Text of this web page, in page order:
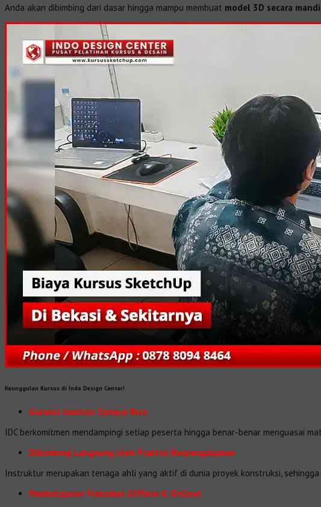
Anda akan dibimbing dari dasar hingga mampu membuat model 3D secara
Keunggulan Kursus di Indo Design Center!
Garansi Jaminan Sampai Bisa
IDC berkomitmen mendampingi setiap peserta hingga benar-benar menguasai
Dibimbing Langsung oleh Praktisi Berpengalaman
Instruktur merupakan tenaga ahli yang aktif di dunia proyek konstruksi,
Pembelajaran Fleksibel (Offline & Online)